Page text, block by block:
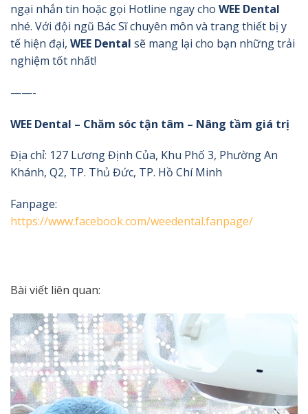
ngại nhắn tin hoặc gọi Hotline ngay cho WEE Dental
nhé. Với đội ngũ Bác Sĩ chuyên môn và trang thiết bị y
tế hiện đại, WEE Dental sẽ mang lại cho bạn những trải
nghiệm tốt nhất!
——-
WEE Dental – Chăm sóc tận tâm – Nâng tầm giá trị
Địa chỉ: 127 Lương Định Của, Khu Phố 3, Phường An
Khánh, Q2, TP. Thủ Đức, TP. Hồ Chí Minh
Fanpage:
https://www.facebook.com/weedental.fanpage/
Bài viết liên quan: